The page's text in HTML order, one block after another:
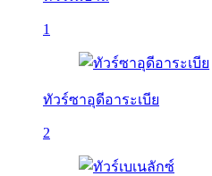
1
ทัวร์ซาอุดีอาระเบีย
2